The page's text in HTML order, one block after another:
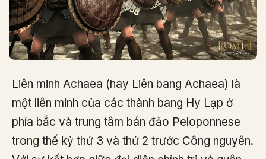
Liên minh Achaea (hay Liên bang Achaea) là
một liên minh của các thành bang Hy Lạp ở
phía bắc và trung tâm bán đảo Peloponnese
trong thế kỷ thứ 3 và thứ 2 trước Công nguyên.